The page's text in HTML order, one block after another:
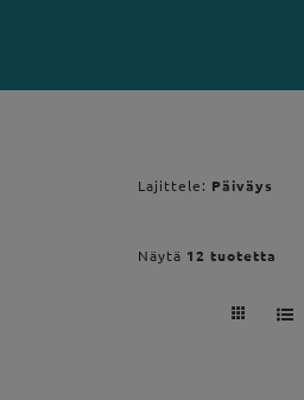
Lajittele: Päiväys
Näytä 12 tuotetta